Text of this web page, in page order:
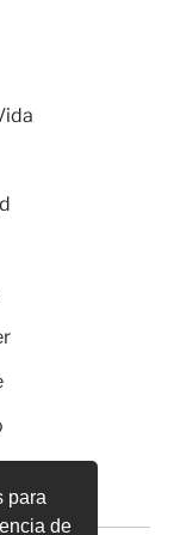
para
de